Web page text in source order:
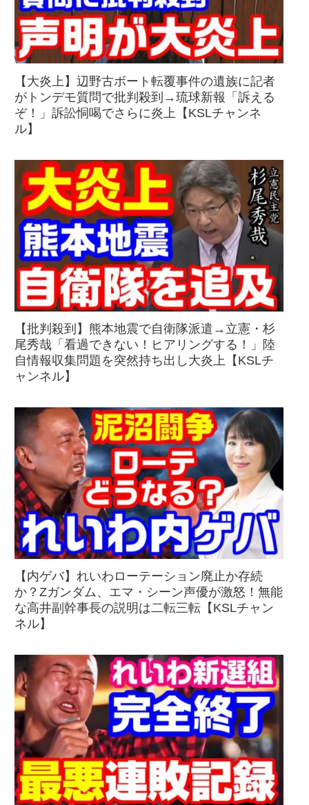
【大炎上】辺野古ボート転覆事件の遺族に記者
がトンデモ質問で批判殺到→琉球新報「訴える
ぞ！」訴訟恫喝でさらに炎上【KSLチャンネ
ル】
【批判殺到】熊本地震で自衛隊派遣→立憲・杉
尾秀哉「看過できない！ヒアリングする！」陸
自情報収集問題を突然持ち出し大炎上【KSLチ
ャンネル】
【内ゲバ】れいわローテーション廃止か存続
か？Zガンダム、エマ・シーン声優が激怒！無能
な高井副幹事長の説明は二転三転【KSLチャン
ネル】